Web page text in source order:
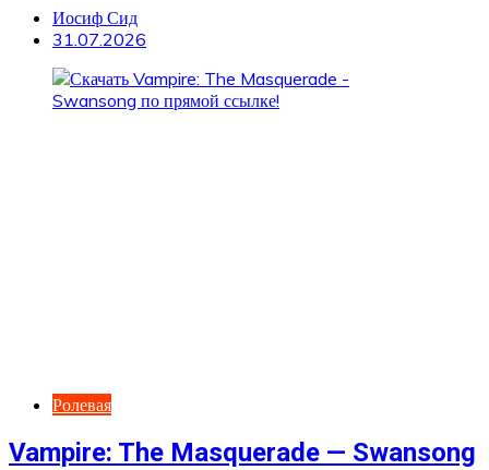
Иосиф Сид
31.07.2026
Ролевая
Vampire: The Masquerade — Swansong